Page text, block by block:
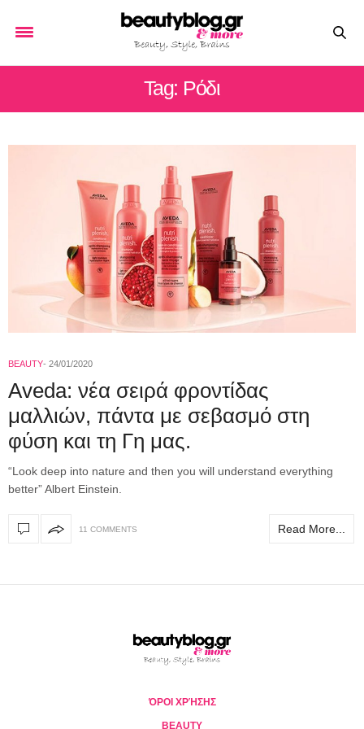
Tag: Ρόδι
BEAUTY 24/01/2020
Aveda: νέα σειρά φροντίδας
μαλλιών, πάντα με σεβασμό στη
φύση και τη Γη μας.
“Look deep into nature and then you will understand everything
better” Albert Einstein.
11 COMMENTS Read More...
ΌΡΟΙ ΧΡΉΣΗΣ
BEAUTY